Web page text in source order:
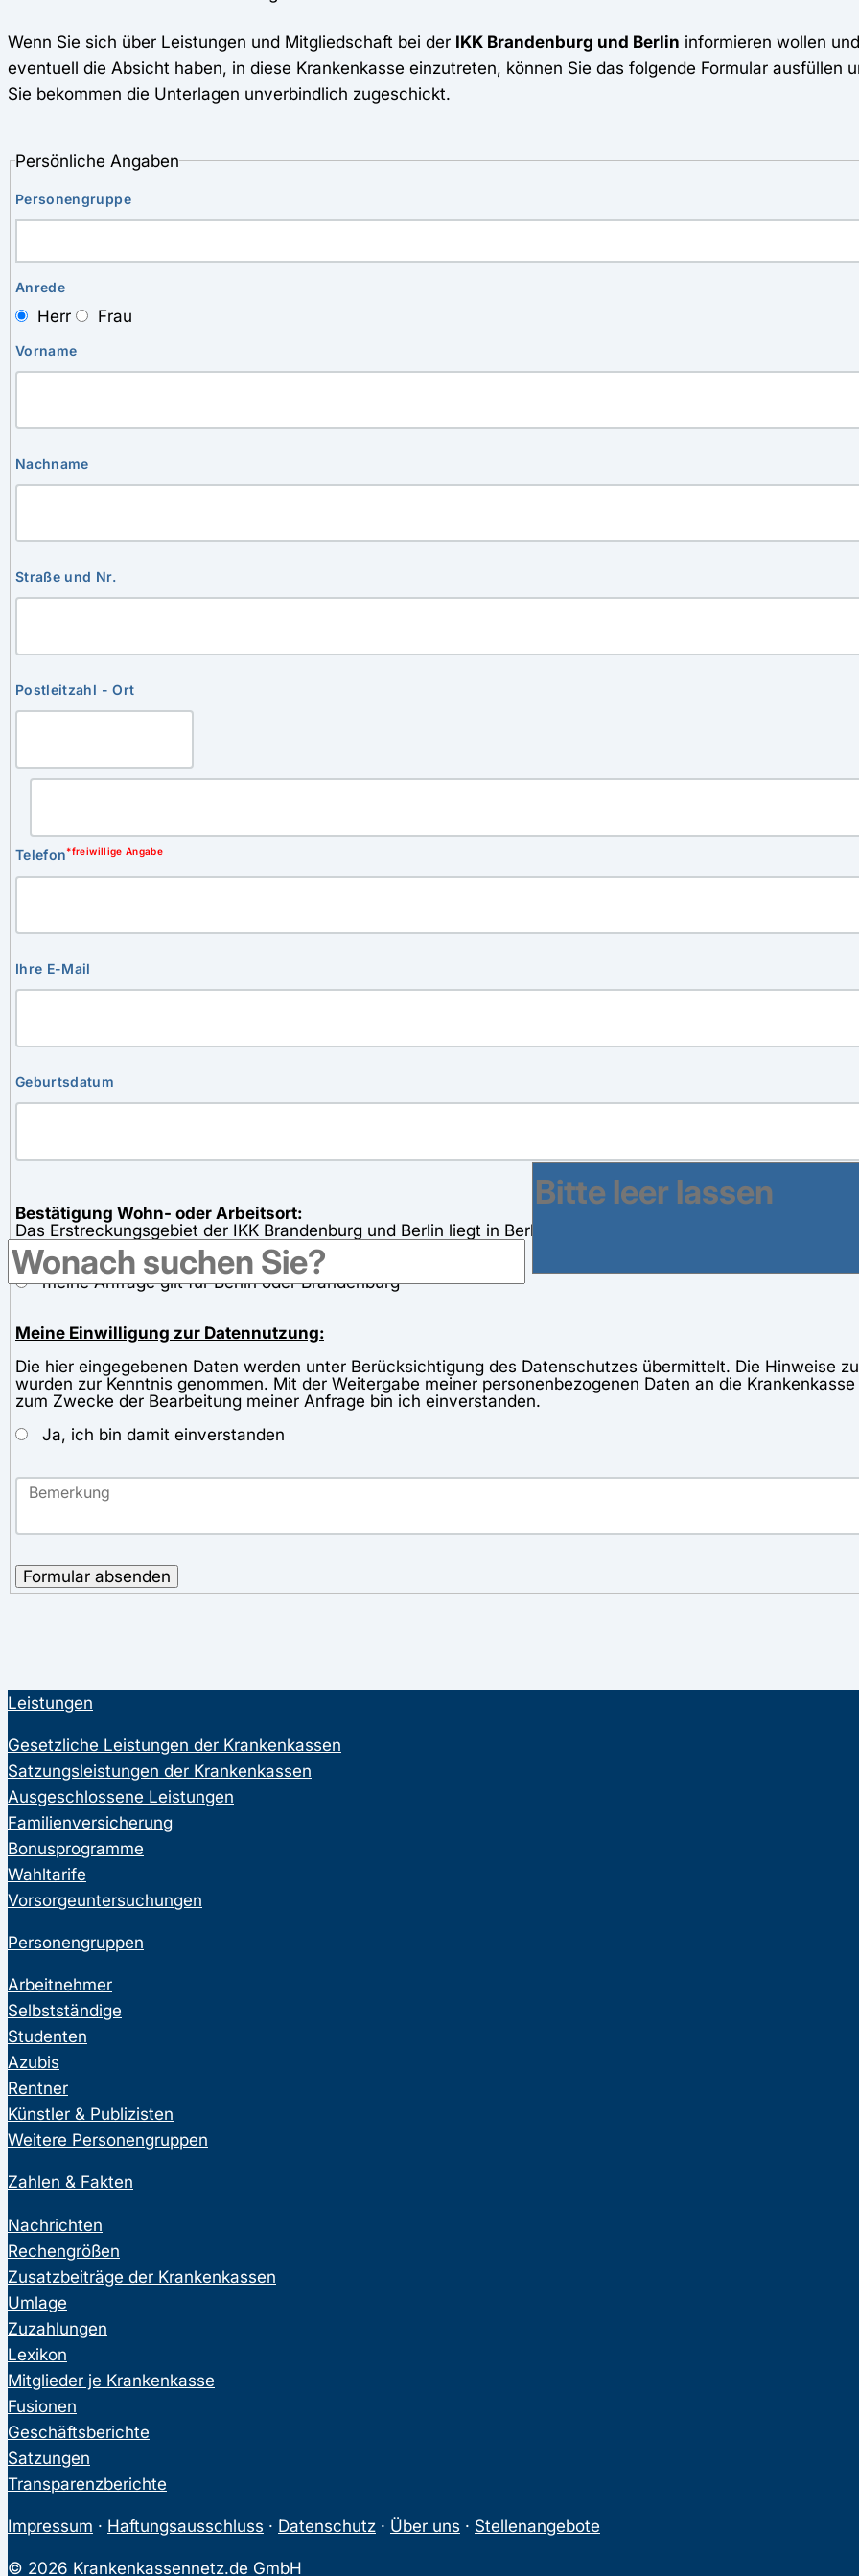
Wenn Sie sich über Leistungen und Mitgliedschaft bei der IKK Brandenburg und Berlin informieren wollen und
eventuell die Absicht haben, in diese Krankenkasse einzutreten, können Sie das folgende Formular ausfüllen
Sie bekommen die Unterlagen unverbindlich zugeschickt.
Persönliche Angaben
Personengruppe
Anrede
Herr Frau
Vorname
Nachname
Straße und Nr.
Postleitzahl - Ort
Telefon*freiwillige Angabe
Ihre E-Mail
Geburtsdatum
Bestätigung Wohn- oder Arbeitsort:
Das Erstreckungsgebiet der IKK Brandenburg und Berlin liegt in Berlin und Brandenburg. Ich bestätige, dass
Arbeitsort in Berlin oder Brandenburg liegt.
meine Anfrage gilt für Berlin oder Brandenburg
Meine Einwilligung zur Datennutzung:
Die hier eingegebenen Daten werden unter Berücksichtigung des Datenschutzes übermittelt. Die Hinweise
wurden zur Kenntnis genommen. Mit der Weitergabe meiner personenbezogenen Daten an die
zum Zwecke der Bearbeitung meiner Anfrage bin ich einverstanden.
Ja, ich bin damit einverstanden
Formular absenden
Leistungen
Gesetzliche Leistungen der Krankenkassen
Satzungsleistungen der Krankenkassen
Ausgeschlossene Leistungen
Familienversicherung
Bonusprogramme
Wahltarife
Vorsorgeuntersuchungen
Personengruppen
Arbeitnehmer
Selbstständige
Studenten
Azubis
Rentner
Künstler & Publizisten
Weitere Personengruppen
Zahlen & Fakten
Nachrichten
Rechengrößen
Zusatzbeiträge der Krankenkassen
Umlage
Zuzahlungen
Lexikon
Mitglieder je Krankenkasse
Fusionen
Geschäftsberichte
Satzungen
Transparenzberichte
Impressum · Haftungsausschluss · Datenschutz · Über uns · Stellenangebote
© 2026 Krankenkassennetz.de GmbH